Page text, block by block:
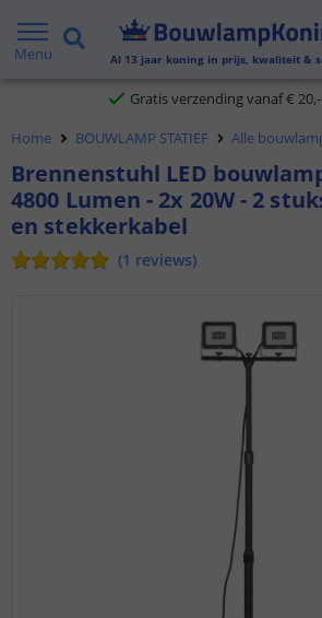
Menu Al 13 jaar koning in prijs, kwaliteit &
2 jaar garantie
Gratis verzending vanaf €
Klantbeoordeling 9.1
Voor 23:45 uur besteld,
Home BOUWLAMP STATIEF Alle
Brennenstuhl LED
4800 Lumen - 2x 20W - 2
en stekkerkabel
(1 reviews)